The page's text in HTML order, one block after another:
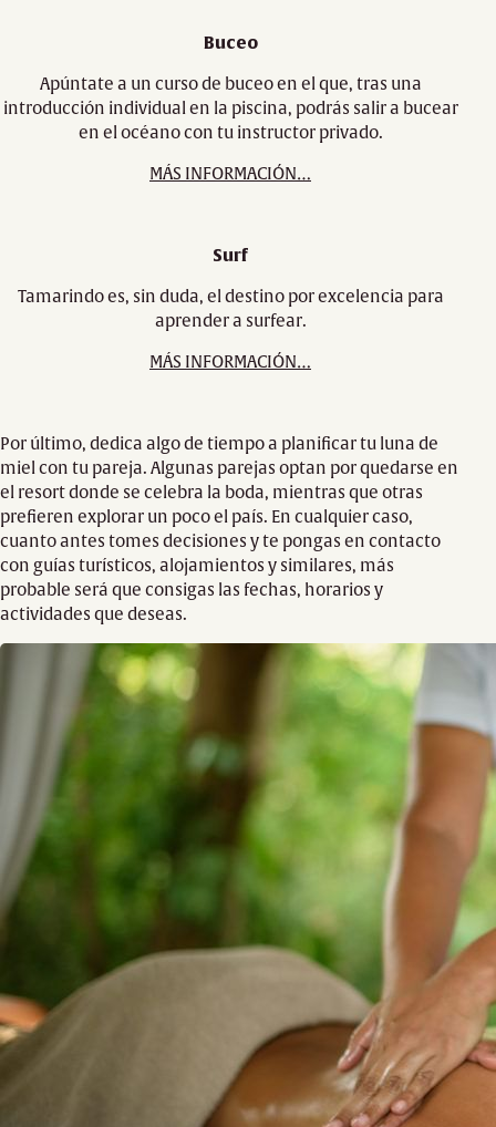
Buceo
Apúntate a un curso de buceo en el que, tras una
introducción individual en la piscina, podrás salir a bucear
en el océano con tu instructor privado.
MÁS INFORMACIÓN…
Surf
Tamarindo es, sin duda, el destino por excelencia para
aprender a surfear.
MÁS INFORMACIÓN…
Por último, dedica algo de tiempo a planificar tu luna de
miel con tu pareja. Algunas parejas optan por quedarse en
el resort donde se celebra la boda, mientras que otras
prefieren explorar un poco el país. En cualquier caso,
cuanto antes tomes decisiones y te pongas en contacto
con guías turísticos, alojamientos y similares, más
probable será que consigas las fechas, horarios y
actividades que deseas.